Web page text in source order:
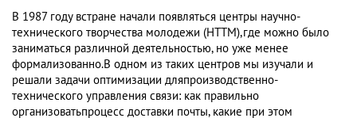
В 1987 году встране начали появляться центры научно-
технического творчества молодежи (НТТМ),где можно было
заниматься различной деятельностью, но уже менее
формализованно.В одном из таких центров мы изучали и
решали задачи оптимизации дляпроизводственно-
технического управления связи: как правильно
организоватьпроцесс доставки почты, какие при этом